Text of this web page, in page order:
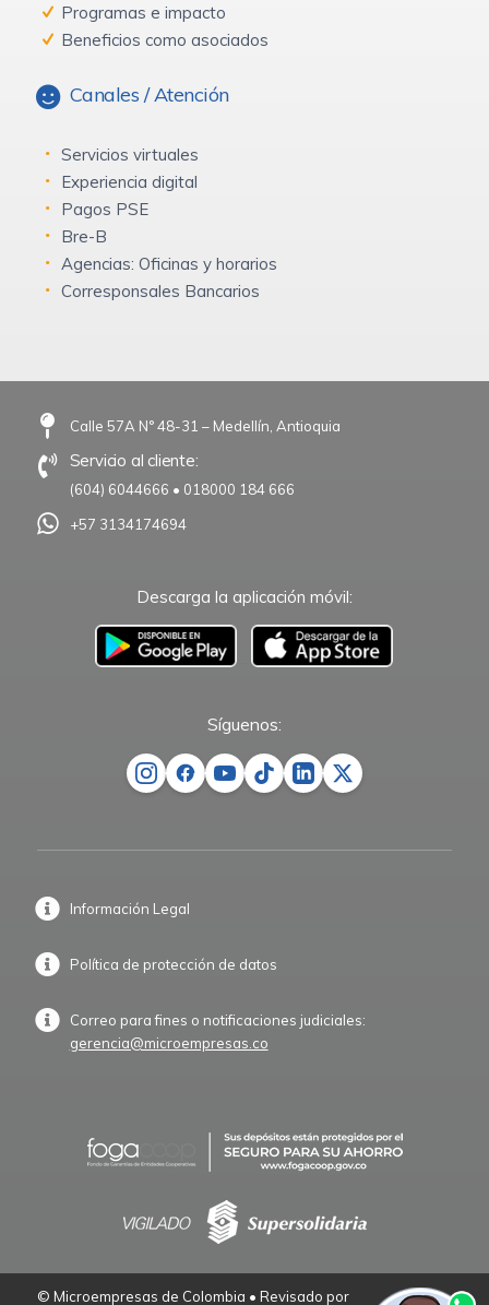
Programas e impacto
Beneficios como asociados
Canales / Atención
Servicios virtuales
Experiencia digital
Pagos PSE
Bre-B
Agencias: Oficinas y horarios
Corresponsales Bancarios
Calle 57A N° 48-31 – Medellín, Antioquia
Servicio al cliente:
(604) 6044666 • 018000 184 666
+57 3134174694
Descarga la aplicación móvil:
–
Síguenos:
Información Legal
Política de protección de datos
Correo para fines o notificaciones judiciales:
gerencia@microempresas.co
© Microempresas de Colombia • Revisado por